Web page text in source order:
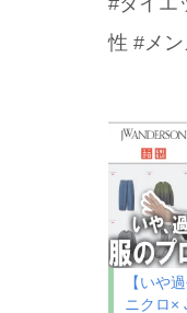
性 #メ
【いや
ニクロ×